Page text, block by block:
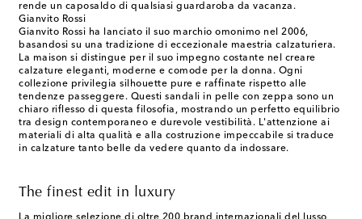
rende un caposaldo di qualsiasi guardaroba da vacanza.
Gianvito Rossi
Gianvito Rossi ha lanciato il suo marchio omonimo nel 2006,
basandosi su una tradizione di eccezionale maestria calzaturiera.
La maison si distingue per il suo impegno costante nel creare
calzature eleganti, moderne e comode per la donna. Ogni
collezione privilegia silhouette pure e raffinate rispetto alle
tendenze passeggere. Questi sandali in pelle con zeppa sono un
chiaro riflesso di questa filosofia, mostrando un perfetto equilibrio
tra design contemporaneo e durevole vestibilità. L'attenzione ai
materiali di alta qualità e alla costruzione impeccabile si traduce
in calzature tanto belle da vedere quanto da indossare.
The finest edit in luxury